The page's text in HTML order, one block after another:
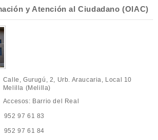
y Atención al Ciudadano (OIAC)
Calle, Gurugú, 2, Urb. Araucaria, Local 10
Melilla (Melilla)
Accesos: Barrio del Real
952 97 61 83
952 97 61 84